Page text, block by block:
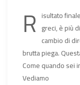
R isultato
greci, è più
cambio di
brutta piega.
Come quando sei
Vediamo